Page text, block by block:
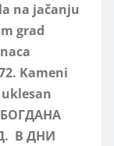
na jačanju
grad
Kameni
В ДНИ